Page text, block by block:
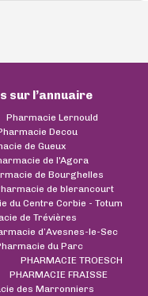
sur l’annuaire
Pharmacie Lernould
Decou
de Gueux
de l'Agora
de Bourghelles
de blerancourt
du Centre Corbie - Totum
de Trévières
d’Avesnes-le-Sec
du Parc
PHARMACIE TROESCH
PHARMACIE FRAISSE
des Marronniers